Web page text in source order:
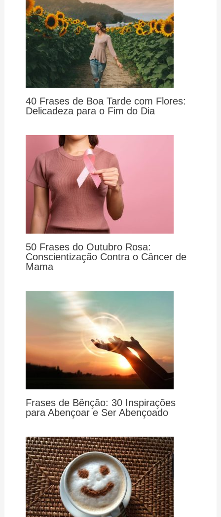
40 Frases de Boa Tarde com Flores:
Delicadeza para o Fim do Dia
50 Frases do Outubro Rosa:
Conscientização Contra o Câncer de
Mama
Frases de Bênção: 30 Inspirações
para Abençoar e Ser Abençoado